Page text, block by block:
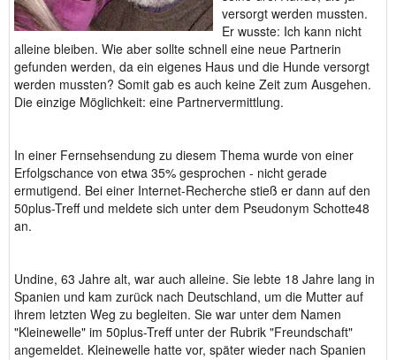
versorgt werden mussten.
Er wusste: Ich kann nicht
alleine bleiben. Wie aber sollte schnell eine neue Partnerin
gefunden werden, da ein eigenes Haus und die Hunde versorgt
werden mussten? Somit gab es auch keine Zeit zum Ausgehen.
Die einzige Möglichkeit: eine Partnervermittlung.
In einer Fernsehsendung zu diesem Thema wurde von einer
Erfolgschance von etwa 35% gesprochen - nicht gerade
ermutigend. Bei einer Internet-Recherche stieß er dann auf den
50plus-Treff und meldete sich unter dem Pseudonym Schotte48
an.
Undine, 63 Jahre alt, war auch alleine. Sie lebte 18 Jahre lang in
Spanien und kam zurück nach Deutschland, um die Mutter auf
ihrem letzten Weg zu begleiten. Sie war unter dem Namen
"Kleinewelle" im 50plus-Treff unter der Rubrik "Freundschaft"
angemeldet. Kleinewelle hatte vor, später wieder nach Spanien